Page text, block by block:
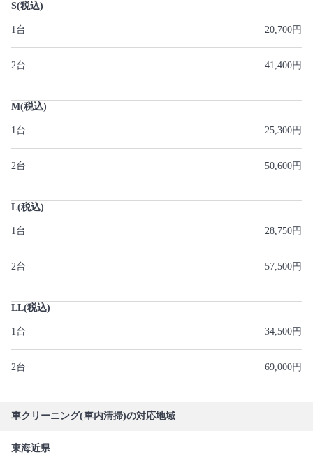
S(税込)
1台 20,700円
2台 41,400円
M(税込)
1台 25,300円
2台 50,600円
L(税込)
1台 28,750円
2台 57,500円
LL(税込)
1台 34,500円
2台 69,000円
車クリーニング(車内清掃)の対応地域
東海近県